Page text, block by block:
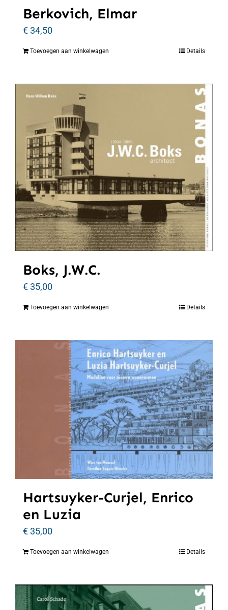
Berkovich, Elmar
€34,50
Toevoegen aan winkelwagen Details
Boks, J.W.C.
€35,00
Toevoegen aan winkelwagen Details
Hartsuyker-Curjel, Enrico
en Luzia
€35,00
Toevoegen aan winkelwagen Details